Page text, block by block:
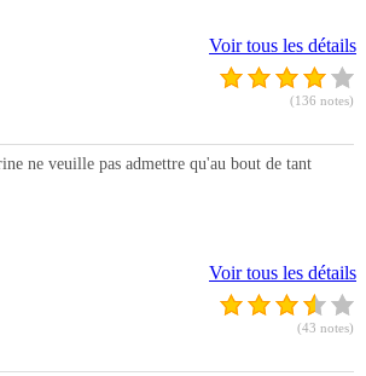
Voir tous les détails
(136 notes)
ne veuille pas admettre qu'au bout de tant
Voir tous les détails
(43 notes)